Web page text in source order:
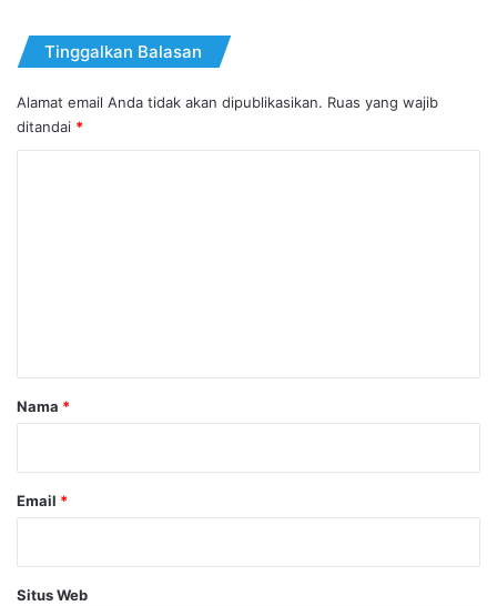
Tinggalkan Balasan
Alamat email Anda tidak akan dipublikasikan. Ruas yang wajib
ditandai *
rNama *
Email *
Situs Web